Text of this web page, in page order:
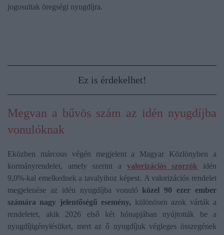
jogosultak öregségi nyugdíjra.
Ez is érdekelhet!
Megvan a bűvös szám az idén nyugdíjba
vonulóknak
Eközben márcous végén megjelent a Magyar Közlönyben a
kormányrendelet, amely szerint a valorizációs szorzók idén
9,0%-kal emelkednek a tavalyihoz képest. A valorizációs rendelet
megjelenése az idén nyugdíjba vonuló közel 90 ezer ember
számára nagy jelentőségű esemény, különösen azok várták a
rendeletet, akik 2026 első két hónapjában nyújtották be a
nyugdíjigénylésüket, mert az ő nyugdíjuk végleges összegének